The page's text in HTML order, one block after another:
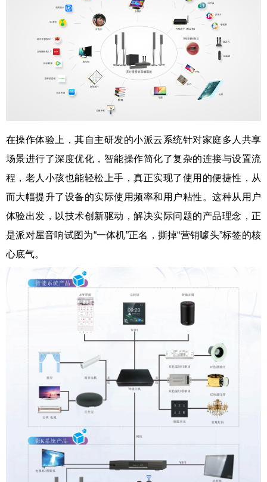
在操作体验上，其自主研发的小派云系统针对家庭多人共享
场景进行了深度优化，智能操作简化了复杂的连接与设置流
程，老人小孩也能轻松上手，真正实现了使用的便捷性，从
而大幅提升了设备的实际使用频率和用户粘性。这种从用户
体验出发，以技术创新驱动，解决实际问题的产品理念，正
是派对屋音响试图为“一体机”正名，撕掉“营销噱头”标签的核
心底气。